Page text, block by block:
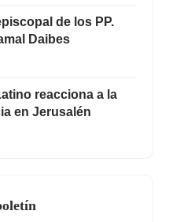
de los PP.
Daibes
reacciona a la
en Jerusalén